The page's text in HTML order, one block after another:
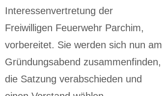
Interessenvertretung der
Freiwilligen Feuerwehr Parchim,
vorbereitet. Sie werden sich nun am
Gründungsabend zusammenfinden,
die Satzung verabschieden und